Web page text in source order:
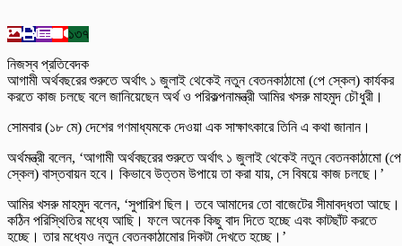
১৩৭
নিজস্ব প্রতিবেদক
আগামী অর্থবছরের শুরুতে অর্থাৎ ১ জুলাই থেকেই নতুন বেতনকাঠামো (পে স্কেল) কার্যকর
করতে কাজ চলছে বলে জানিয়েছেন অর্থ ও পরিকল্পনামন্ত্রী আমির খসরু মাহমুদ চৌধুরী।
সোমবার (১৮ মে) দেশের গণমাধ্যমকে দেওয়া এক সাক্ষাৎকারে তিনি এ কথা জানান।
অর্থমন্ত্রী বলেন, ‘আগামী অর্থবছরের শুরুতে অর্থাৎ ১ জুলাই থেকেই নতুন বেতনকাঠামো (পে
স্কেল) বাস্তবায়ন হবে। কিভাবে উত্তম উপায়ে তা করা যায়, সে বিষয়ে কাজ চলছে।’
আমির খসরু মাহমুদ বলেন, ‘সুপারিশ ছিল। তবে আমাদের তো বাজেটের সীমাবদ্ধতা আছে।
কঠিন পরিস্থিতির মধ্যে আছি। ফলে অনেক কিছু বাদ দিতে হচ্ছে এবং কাটছাঁট করতে
হচ্ছে। তার মধ্যেও নতুন বেতনকাঠামোর দিকটা দেখতে হচ্ছে।’